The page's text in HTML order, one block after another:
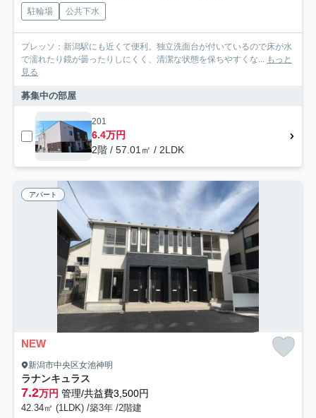
駐輪場 公共下水
プレッソ：新潟駅にも近くて便利。独立洗面台が付いているので床が水
で濡れたり鏡が曇ったりしにくく、清潔な状態を保ちやすくな... もっと
見る
募集中の部屋
201
6.4万円
2階 / 57.01㎡ / 2LDK
アパート
NEW
新潟市中央区女池神明
ラナンキュラス
7.2万円 管理/共益費3,500円
42.34㎡ (1LDK) /築3年 /2階建